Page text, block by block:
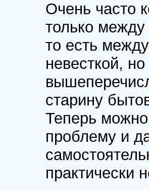
Очень часто
только
то есть
невесткой,
старину
Теперь
проблему и
практически